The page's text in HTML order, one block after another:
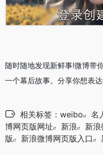
随时随地发现新鲜事!微博带
一个幕后故事。 分享你想表
相关标签： weibo 名
博网页版网址
新浪 新
版
新浪微博网页版入口